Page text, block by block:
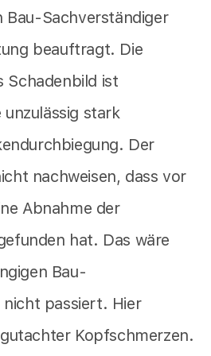
Bau-Sachverständiger
beauftragt. Die
Schadenbild ist
stark
Der
nachweisen, dass vor
Abnahme der
hat. Das wäre
Bau-
nicht passiert. Hier
Kopfschmerzen.